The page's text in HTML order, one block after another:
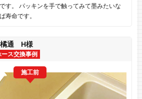
す。 パッキンを手で触ってみて墨みたいな
寿命です。
通 H様
ス交換事例
施工前